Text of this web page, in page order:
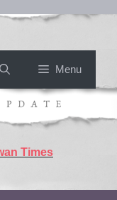
Menu
Times